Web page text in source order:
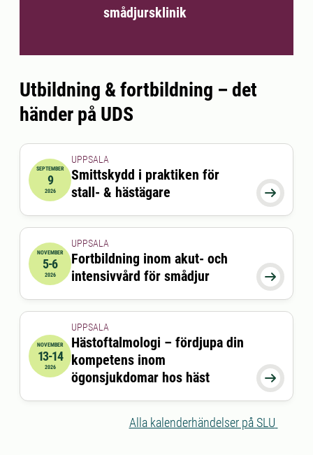
smådjursklinik
Utbildning & fortbildning – det
händer på UDS
2026-09-09 17:30:00till2026-09-09 20:30:00
SEPTEMBER
9
2026 
UPPSALA
Smittskydd i praktiken för
stall- & hästägare
2026-11-05 08:00:00 till2026-11-06 16:30:00
NOVEMBER
5-6
2026 
UPPSALA
Fortbildning inom akut- och
intensivvård för smådjur
2026-11-13 08:45:00till2026-11-14 16:30:00
NOVEMBER
13-14
2026

UPPSALA
Hästoftalmologi – fördjupa din
kompetens inom
ögonsjukdomar hos häst
Alla kalenderhändelser på SLU